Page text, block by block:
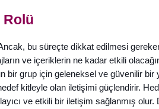
Rolü
bu süreçte dikkat edilmesi
ve içeriklerin ne kadar etkili
bir grup için geleneksel ve güvenilir bir
kitleyle olan iletişimi güçlendirir.
ve etkili bir iletişim sağlanmış olur.